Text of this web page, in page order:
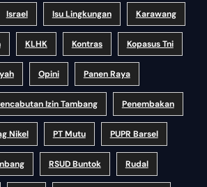
Israel Isu Lingkungan Karawang
KLHK Kontras Kopasus Tni
Opini Panen Raya
Izin Tambang Penembakan
Nikel PT Mutu PUPR Barsel
RSUD Buntok Rudal